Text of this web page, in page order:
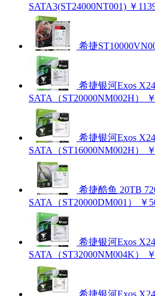
SATA3(ST24000NT001) ￥
希捷
希捷银河Exos
SATA（ST20000NM002H）
希捷银河Exos
SATA（ST16000NM002H）
希捷酷鱼 20TB
SATA（ST20000DM001）
￥
希捷银河Exos
SATA（ST32000NM004K）
希捷银河Exos